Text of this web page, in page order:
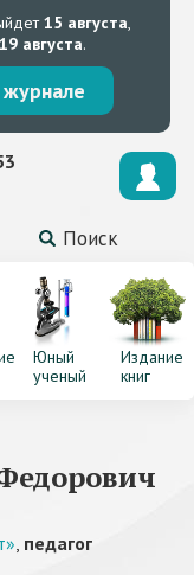
15 августа,
19 августа.
Поиск
Юный
ученый
Издание
книг
, педагог